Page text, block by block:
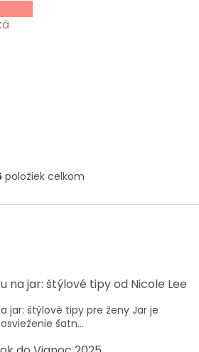
O
l
i
e
p
r
v
k
položiek celkom
na jar: štýlové tipy od Nicole Lee
jar: štýlové tipy pre ženy Jar je
šatn...